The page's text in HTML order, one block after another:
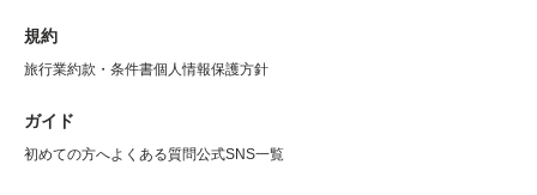
規約
旅行業約款・条件書個人情報保護方針
ガイド
初めての方へよくある質問公式SNS一覧